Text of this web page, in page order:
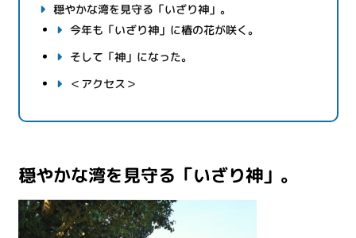
穏やかな湾を見守る「いざり神」。
今年も「いざり神」に椿の花が咲く。
そして「神」になった。
＜アクセス＞
穏やかな湾を見守る「いざり神」。